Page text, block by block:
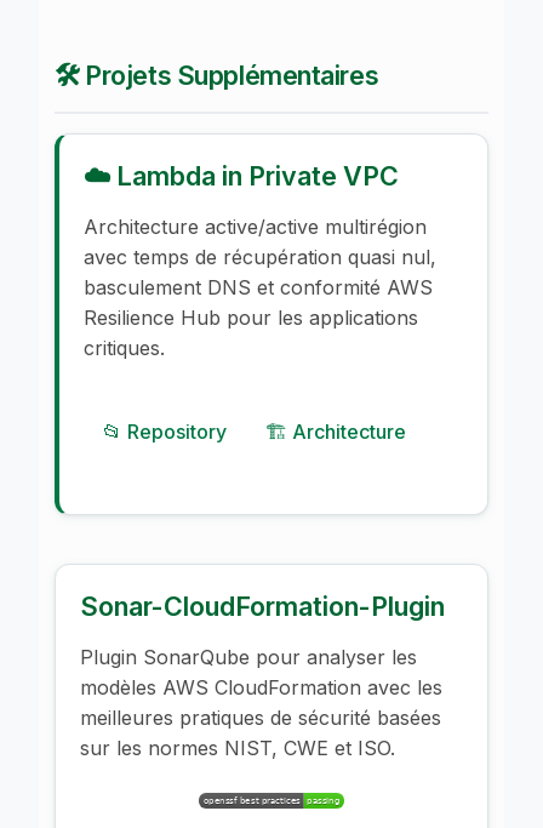
🛠️ Projets Supplémentaires
☁️ Lambda in Private VPC
Architecture active/active multirégion
avec temps de récupération quasi nul,
basculement DNS et conformité AWS
Resilience Hub pour les applications
critiques.
📂 Repository 🏗️ Architecture
Sonar-CloudFormation-Plugin
Plugin SonarQube pour analyser les
modèles AWS CloudFormation avec les
meilleures pratiques de sécurité basées
sur les normes NIST, CWE et ISO.